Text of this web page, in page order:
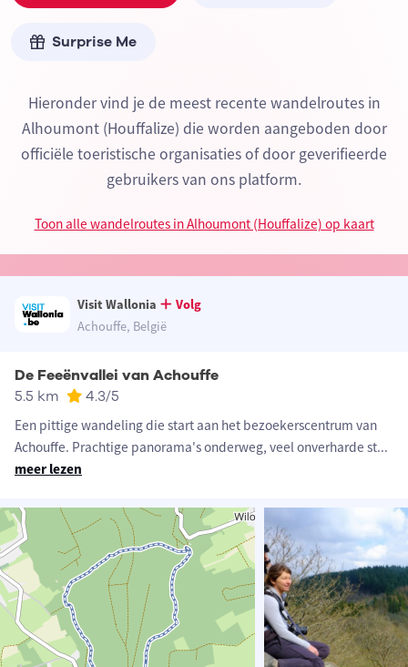
Surprise Me
Hieronder vind je de meest recente wandelroutes in
Alhoumont (Houffalize) die worden aangeboden door
officiële toeristische organisaties of door geverifieerde
gebruikers van ons platform.
Toon alle wandelroutes in Alhoumont (Houffalize) op kaart
Visit Wallonia
Volg
Achouffe, België
De Feeënvallei van Achouffe
5.5 km 4.3/5
Een pittige wandeling die start aan het bezoekerscentrum van
Achouffe. Prachtige panorama's onderweg, veel onverharde st...
meer lezen